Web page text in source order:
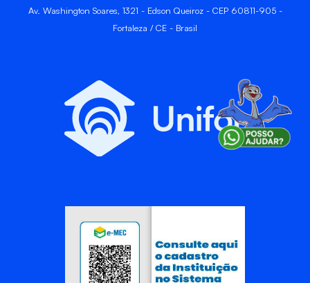
Av. Washington Soares, 1321 - Edson Queiroz - CEP 60811-905 -
Fortaleza / CE - Brasil